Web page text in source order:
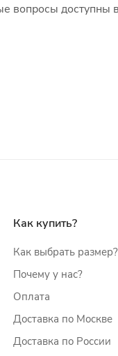
вопросы доступны
Как купить?
Как выбрать размер?
Почему у нас?
Оплата
Доставка по Москве
Доставка по России